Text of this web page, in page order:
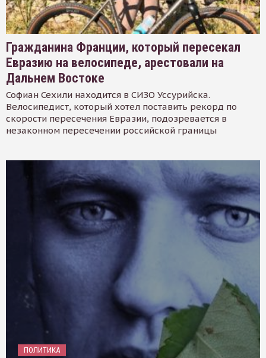
Гражданина Франции, который пересекал
Евразию на велосипеде, арестовали на
Дальнем Востоке
Софиан Сехили находится в СИЗО Уссурийска.
Велосипедист, который хотел поставить рекорд по
скорости пересечения Евразии, подозревается в
незаконном пересечении российской границы
ПОЛИТИКА